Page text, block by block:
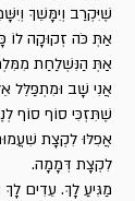
שֶׁיִּקְרַב וְיִמָּשֵׁךְ
אַתְּ כֹּה זְקוּקָה לוֹ
אַתְּ הַנִּשְׁלַחַת
אֲנִי שָׁב וּמִתְפַּלֵּל
שֶׁתִּזְכִּי סוֹף סוֹף
אֲפִלּוּ לִקְצָת
לִקְצָת דְּמָמָה.
מַגִּיעַ לָךְ. עֵדִים